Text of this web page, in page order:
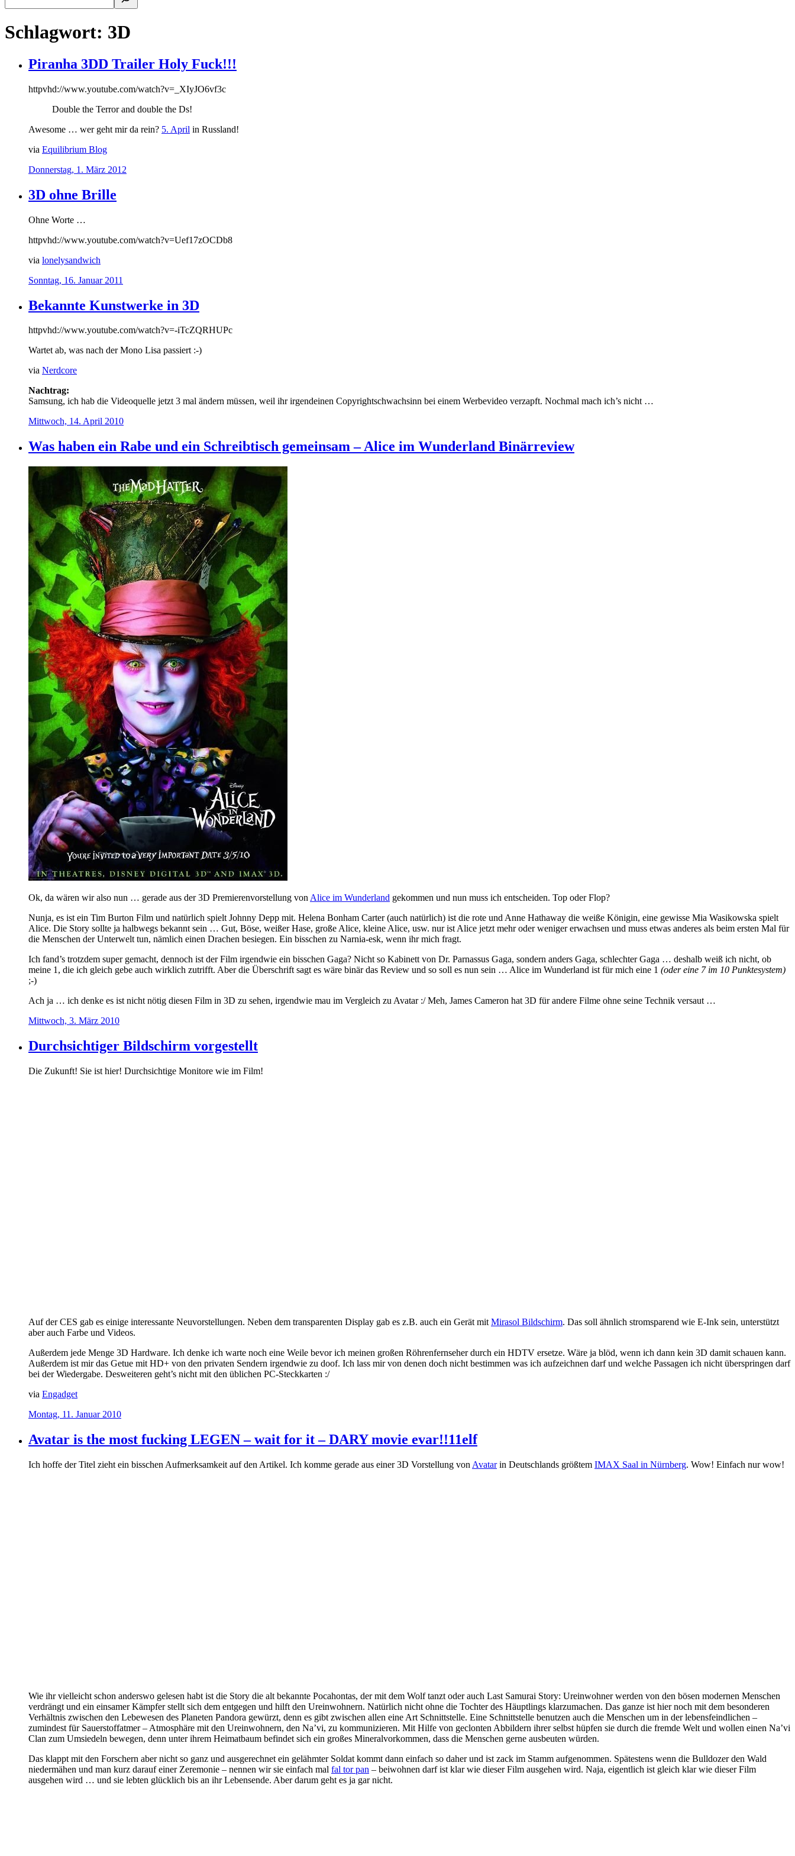
Schlagwort: 3D
Piranha 3DD Trailer Holy Fuck!!!
httpvhd://www.youtube.com/watch?v=_XIyJO6vf3c
Double the Terror and double the Ds!
Awesome … wer geht mir da rein? 5. April in Russland!
via Equilibrium Blog
Donnerstag, 1. März 2012
3D ohne Brille
Ohne Worte …
httpvhd://www.youtube.com/watch?v=Uef17zOCDb8
via lonelysandwich
Sonntag, 16. Januar 2011
Bekannte Kunstwerke in 3D
httpvhd://www.youtube.com/watch?v=-iTcZQRHUPc
Wartet ab, was nach der Mono Lisa passiert :-)
via Nerdcore
Nachtrag:
Samsung, ich hab die Videoquelle jetzt 3 mal ändern müssen, weil ihr irgendeinen Copyrightschwachsinn bei einem Werbevideo verzapft. Nochmal mach ich’s nicht …
Mittwoch, 14. April 2010
Was haben ein Rabe und ein Schreibtisch gemeinsam – Alice im Wunderland Binärreview
Ok, da wären wir also nun … gerade aus der 3D Premierenvorstellung von Alice im Wunderland gekommen und nun muss ich entscheiden. Top oder Flop?
Nunja, es ist ein Tim Burton Film und natürlich spielt Johnny Depp mit. Helena Bonham Carter (auch natürlich) ist die rote und Anne Hathaway die weiße Königin, eine gewisse Mia Wasikowska spielt
Alice. Die Story sollte ja halbwegs bekannt sein … Gut, Böse, weißer Hase, große Alice, kleine Alice, usw. nur ist Alice jetzt mehr oder weniger erwachsen und muss etwas anderes als beim ersten Mal für
die Menschen der Unterwelt tun, nämlich einen Drachen besiegen. Ein bisschen zu Narnia-esk, wenn ihr mich fragt.
Ich fand’s trotzdem super gemacht, dennoch ist der Film irgendwie ein bisschen Gaga? Nicht so Kabinett von Dr. Parnassus Gaga, sondern anders Gaga, schlechter Gaga … deshalb weiß ich nicht, ob
meine 1, die ich gleich gebe auch wirklich zutrifft. Aber die Überschrift sagt es wäre binär das Review und so soll es nun sein … Alice im Wunderland ist für mich eine 1 (oder eine 7 im 10 Punktesystem)
;-)
Ach ja … ich denke es ist nicht nötig diesen Film in 3D zu sehen, irgendwie mau im Vergleich zu Avatar :/ Meh, James Cameron hat 3D für andere Filme ohne seine Technik versaut …
Mittwoch, 3. März 2010
Durchsichtiger Bildschirm vorgestellt
Die Zukunft! Sie ist hier! Durchsichtige Monitore wie im Film!
Auf der CES gab es einige interessante Neuvorstellungen. Neben dem transparenten Display gab es z.B. auch ein Gerät mit Mirasol Bildschirm. Das soll ähnlich stromsparend wie E-Ink sein, unterstützt
aber auch Farbe und Videos.
Außerdem jede Menge 3D Hardware. Ich denke ich warte noch eine Weile bevor ich meinen großen Röhrenfernseher durch ein HDTV ersetze. Wäre ja blöd, wenn ich dann kein 3D damit schauen kann.
Außerdem ist mir das Getue mit HD+ von den privaten Sendern irgendwie zu doof. Ich lass mir von denen doch nicht bestimmen was ich aufzeichnen darf und welche Passagen ich nicht überspringen darf
bei der Wiedergabe. Desweiteren geht’s nicht mit den üblichen PC-Steckkarten :/
via Engadget
Montag, 11. Januar 2010
Avatar is the most fucking LEGEN – wait for it – DARY movie evar!!11elf
Ich hoffe der Titel zieht ein bisschen Aufmerksamkeit auf den Artikel. Ich komme gerade aus einer 3D Vorstellung von Avatarin Deutschlands größtem IMAX Saal in Nürnberg. Wow! Einfach nur wow!
Wie ihr vielleicht schon anderswo gelesen habt ist die Story die alt bekannte Pocahontas, der mit dem Wolf tanzt oder auch Last Samurai Story: Ureinwohner werden von den bösen modernen Menschen
verdrängt und ein einsamer Kämpfer stellt sich dem entgegen und hilft den Ureinwohnern. Natürlich nicht ohne die Tochter des Häuptlings klarzumachen. Das ganze ist hier noch mit dem besonderen
Verhältnis zwischen den Lebewesen des Planeten Pandora gewürzt, denn es gibt zwischen allen eine Art Schnittstelle. Eine Schnittstelle benutzen auch die Menschen um in der lebensfeindlichen –
zumindest für Sauerstoffatmer – Atmosphäre mit den Ureinwohnern, den Na’vi, zu kommunizieren. Mit Hilfe von geclonten Abbildern ihrer selbst hüpfen sie durch die fremde Welt und wollen einen Na’vi
Clan zum Umsiedeln bewegen, denn unter ihrem Heimatbaum befindet sich ein großes Mineralvorkommen, dass die Menschen gerne ausbeuten würden.
Das klappt mit den Forschern aber nicht so ganz und ausgerechnet ein gelähmter Soldat kommt dann einfach so daher und ist zack im Stamm aufgenommen. Spätestens wenn die Bulldozer den Wald
niedermähen und man kurz darauf einer Zeremonie – nennen wir sie einfach mal fal tor pan – beiwohnen darf ist klar wie dieser Film ausgehen wird. Naja, eigentlich ist gleich klar wie dieser Film
ausgehen wird … und sie lebten glücklich bis an ihr Lebensende. Aber darum geht es ja gar nicht.